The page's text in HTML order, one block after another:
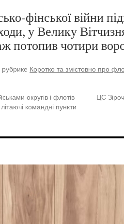
фінської війни
у Велику
потопив чотири
Коротко та змістовно про
округів і флотів
командні пункти
ЦС